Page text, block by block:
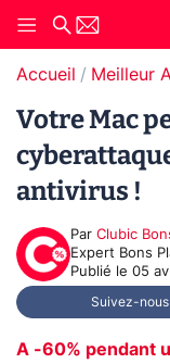
Accueil Meilleur
Votre Mac
antivirus !
Par Clubic
Expert Bons
Publié le 05
Suivez-nous
A -60% pendant